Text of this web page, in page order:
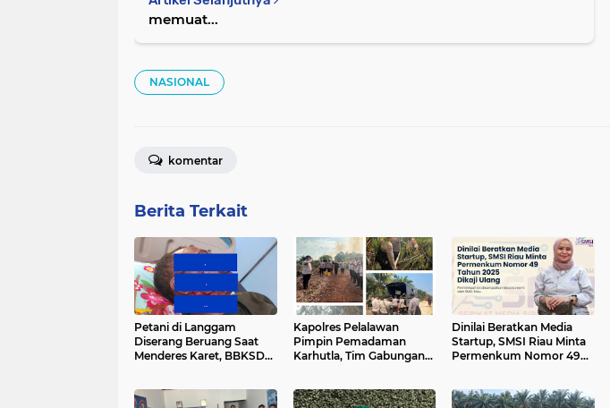
memuat...
NASIONAL
komentar
Berita Terkait
Petani di Langgam
Diserang Beruang Saat
Menderes Karet, BBKSDA
Kapolres Pelalawan
Pimpin Pemadaman
Karhutla, Tim Gabungan
Dinilai Beratkan Media
Startup, SMSI Riau Minta
Permenkum Nomor 49